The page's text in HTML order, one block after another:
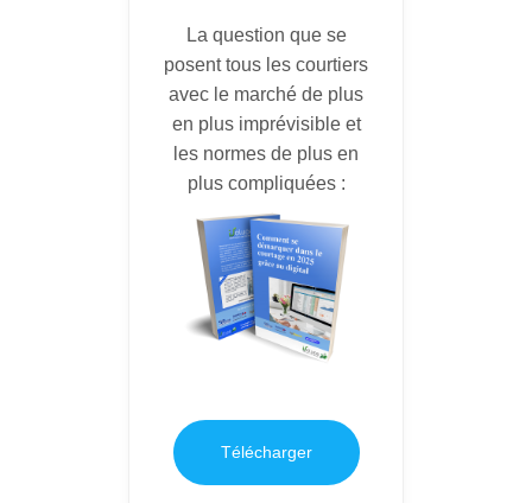
La question que se
posent tous les courtiers
avec le marché de plus
en plus imprévisible et
les normes de plus en
plus compliquées :
Télécharger